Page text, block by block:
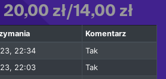
zł/14,00 zł
Komentarz
22:34
Tak
22:03
Tak